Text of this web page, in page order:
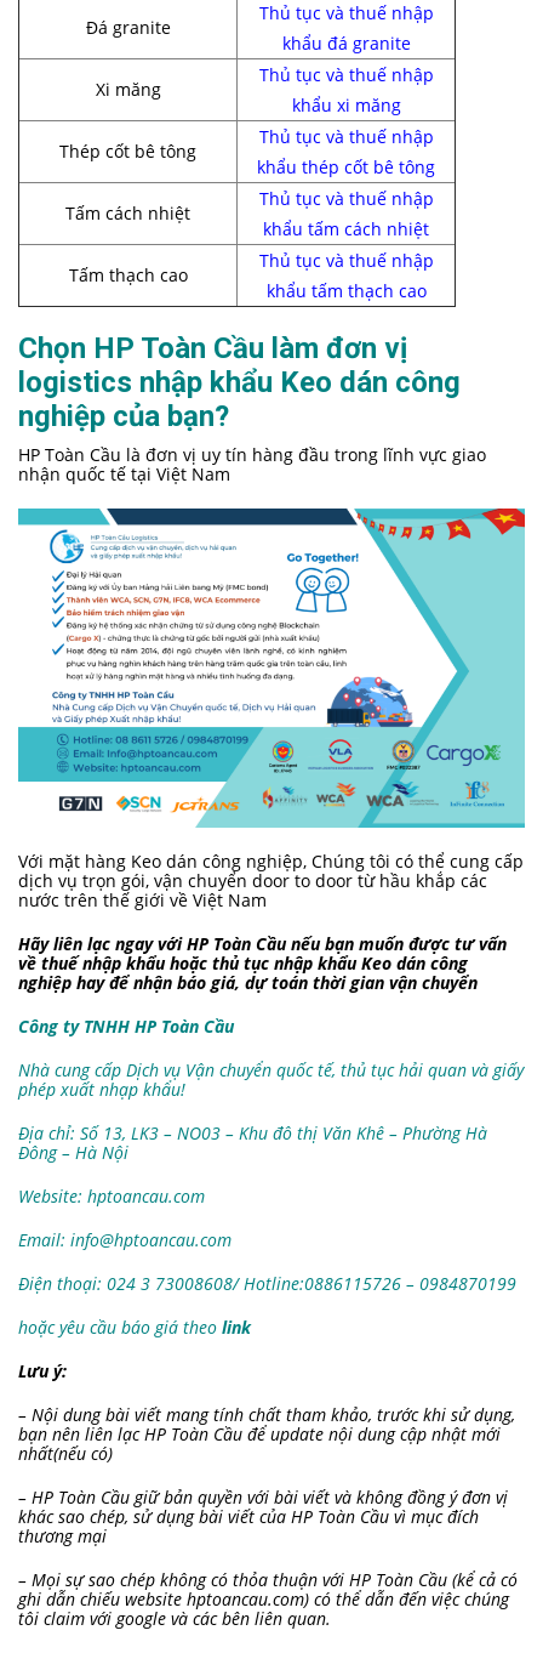
Đá granite
Thủ tục và thuế nhập
khẩu đá granite
Xi măng
Thủ tục và thuế nhập
khẩu xi măng
Thép cốt bê tông
Thủ tục và thuế nhập
khẩu thép cốt bê tông
Tấm cách nhiệt
Thủ tục và thuế nhập
khẩu tấm cách nhiệt
Tấm thạch cao
Thủ tục và thuế nhập
khẩu tấm thạch cao
Chọn HP Toàn Cầu làm đơn vị
logistics nhập khẩu Keo dán công
nghiệp của bạn?
HP Toàn Cầu là đơn vị uy tín hàng đầu trong lĩnh vực giao
nhận quốc tế tại Việt Nam
Với mặt hàng Keo dán công nghiệp, Chúng tôi có thể cung cấp
dịch vụ trọn gói, vận chuyển door to door từ hầu khắp các
nước trên thế giới về Việt Nam
Hãy liên lạc ngay với HP Toàn Cầu nếu bạn muốn được tư vấn
về thuếnhập khẩu hoặc thủ tục nhập khẩu Keo dán công
nghiệp hay để nhận báo giá, dự toán thời gian vận chuyển
Công ty TNHH HP Toàn Cầu
Nhà cung cấp Dịch vụ Vận chuyển quốc tế, thủ tục hải quan và giấy
phép xuất nhạp khẩu!
Địa chỉ: Số 13, LK3 – NO03 – Khu đô thị Văn Khê – Phường Hà
Đông – Hà Nội
Website: hptoancau.com
Email: info@hptoancau.com
Điện thoại: 024 3 73008608/ Hotline:0886115726 – 0984870199
hoặc yêu cầu báo giá theo link
Lưu ý:
– Nội dung bài viết mang tính chất tham khảo, trước khi sử dụng,
bạn nên liên lạc HP Toàn Cầu để update nội dung cập nhật mới
nhất(nếu có)
– HP Toàn Cầu giữ bản quyền với bài viết và không đồng ý đơn vị
khác sao chép, sử dụng bài viết của HP Toàn Cầu vì mục đích
thương mại
– Mọi sự sao chép không có thỏa thuận với HP Toàn Cầu (kể cả có
ghi dẫn chiếu website hptoancau.com) có thể dẫn đến việc chúng
tôi claim với google và các bên liên quan.